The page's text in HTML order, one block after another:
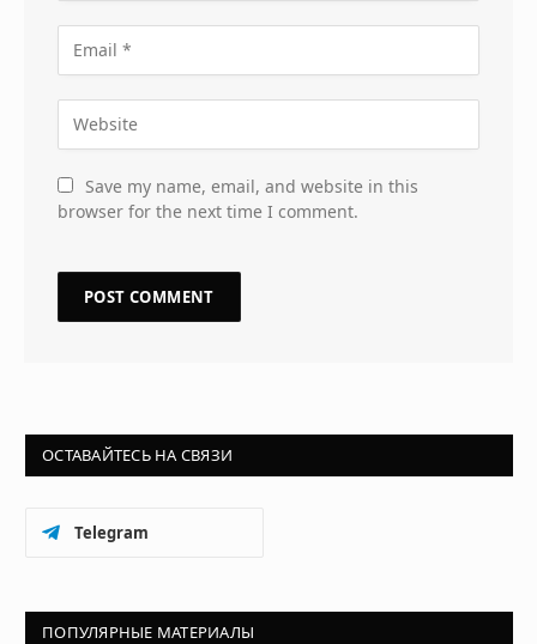
Save my name, email, and website in this
browser for the next time I comment.
ОСТАВАЙТЕСЬ НА СВЯЗИ
Telegram
ПОПУЛЯРНЫЕ МАТЕРИАЛЫ